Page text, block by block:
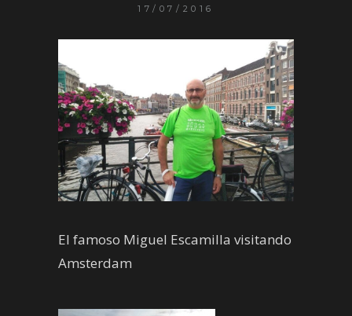
17/07/2016
El famoso Miguel Escamilla visitando
Amsterdam